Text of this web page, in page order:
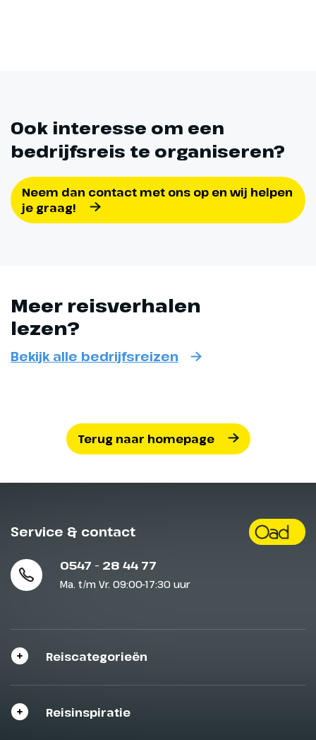
Ook interesse om een
bedrijfsreis te organiseren?
Neem dan contact met ons op en wij helpen
je graag!
Meer reisverhalen
lezen?
Bekijk alle bedrijfsreizen
Terug naar homepage
Service & contact
0547 - 28 44 77
Ma. t/m Vr. 09:00-17:30 uur
Reiscategorieën
Reisinspiratie